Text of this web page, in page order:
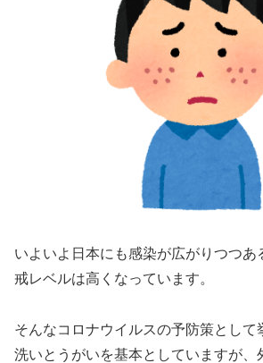
いよいよ日本にも感染が広がりつつあ
戒レベルは高くなっています。
そんなコロナウイルスの予防策として
洗いとうがいを基本としていますが、